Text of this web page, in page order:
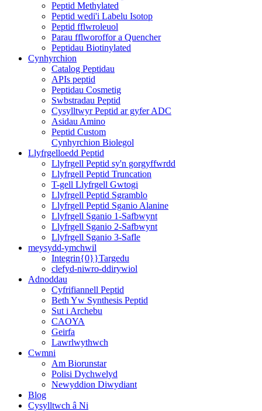
Peptid Methylated
Peptid wedi'i Labelu Isotop
Peptid fflwroleuol
Parau fflworoffor a Quencher
Peptidau Biotinylated
Cynhyrchion
Catalog Peptidau
APIs peptid
Peptidau Cosmetig
Swbstradau Peptid
Cysylltwyr Peptid ar gyfer ADC
Asidau Amino
Peptid Custom
Cynhyrchion Biolegol
Llyfrgelloedd Peptid
Llyfrgell Peptid sy'n gorgyffwrdd
Llyfrgell Peptid Truncation
T-gell Llyfrgell Gwtogi
Llyfrgell Peptid Sgramblo
Llyfrgell Peptid Sganio Alanine
Llyfrgell Sganio 1-Safbwynt
Llyfrgell Sganio 2-Safbwynt
Llyfrgell Sganio 3-Safle
meysydd-ymchwil
Integrin{0}}Targedu
clefyd-niwro-ddirywiol
Adnoddau
Cyfrifiannell Peptid
Beth Yw Synthesis Peptid
Sut i Archebu
CAOYA
Geirfa
Lawrlwythwch
Cwmni
Am Biorunstar
Polisi Dychwelyd
Newyddion Diwydiant
Blog
Cysylltwch â Ni